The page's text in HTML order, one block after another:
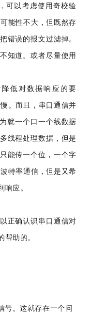
可以考虑使用奇校验
能性不大，但既然存
错误的报文过滤掉。
知道。或者尽量使用
低对数据响应的要
。而且，串口通信并
就一个口一个线数据
线程处理数据，但是
能传一个位，一个字
特率通信，但是又希
响应。
正确认识串口通信对
帮助的。
号。这就存在一个问